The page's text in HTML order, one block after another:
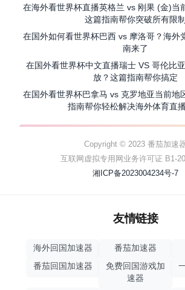
在海外看世界杯直播英格兰 vs 刚果 (金)当
这篇指南帮你突破所有限制
在国外如何看世界杯巴西 vs 摩洛哥？海外
南来了
在国外看世界杯中文直播瑞士 VS 哥伦比
放？这篇指南帮你搞定
在国外看世界杯巴拿马 vs 克罗地亚当前地
指南帮你轻松解决海外体育直
Copyright © 2023 番茄加速
互联网虚拟专用网业务许可证 B1-
湘ICP备2023004234号-7
友情链接
海外回国加速器 番茄加速器
番茄回国加速器
免费回国游戏加
速器